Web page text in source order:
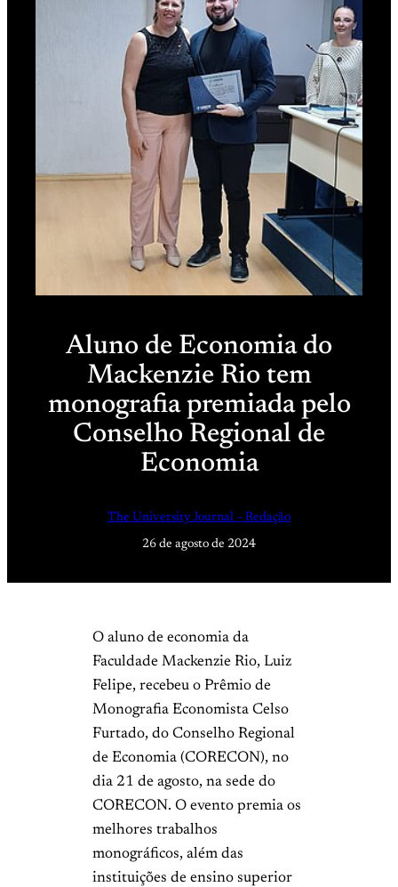
Aluno de Economia do
Mackenzie Rio tem
monografia premiada pelo
Conselho Regional de
Economia
The University Journal – Redação
26 de agosto de 2024
O aluno de economia da
Faculdade Mackenzie Rio, Luiz
Felipe, recebeu o Prêmio de
Monografia Economista Celso
Furtado, do Conselho Regional
de Economia (CORECON), no
dia 21 de agosto, na sede do
CORECON. O evento premia os
melhores trabalhos
monográficos, além das
instituições de ensino superior